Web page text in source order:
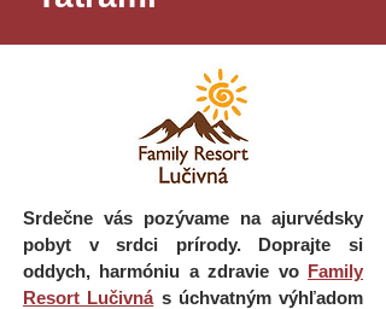
Srdečne vás pozývame na ajurvédsky
pobyt v srdci prírody. Doprajte si
oddych, harmóniu a zdravie vo Family
Resort Lučivnás úchvatným výhľadom